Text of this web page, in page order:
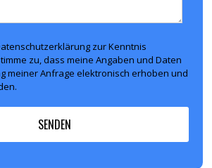
zur Kenntnis
zu, dass meine Angaben und Daten
meiner Anfrage elektronisch erhoben und